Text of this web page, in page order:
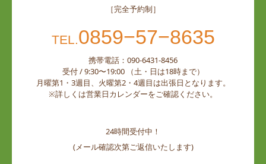
［完全予約制］
TEL.0859−57−8635
携帯電話：090-6431-8456
受付 / 9:30〜19:00 （土・日は18時まで）
月曜第1・3週目、火曜第2・4週目は出張日となります。
※詳しくは営業日カレンダーをご確認ください。
24時間受付中！
(メール確認次第ご返信いたします)